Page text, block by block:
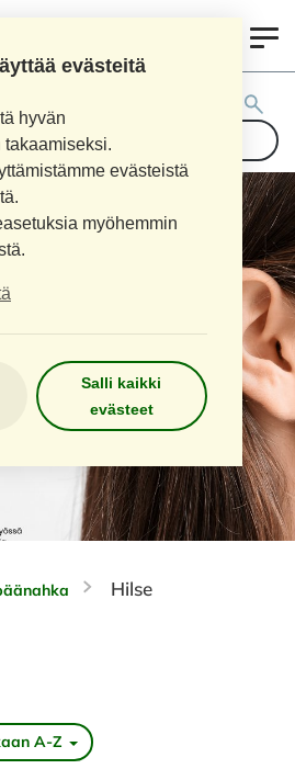
evästeitä
hyvän
takaamiseksi.
evästeistä
myöhemmin
Salli kaikki
evästeet
Hilse
A-Z